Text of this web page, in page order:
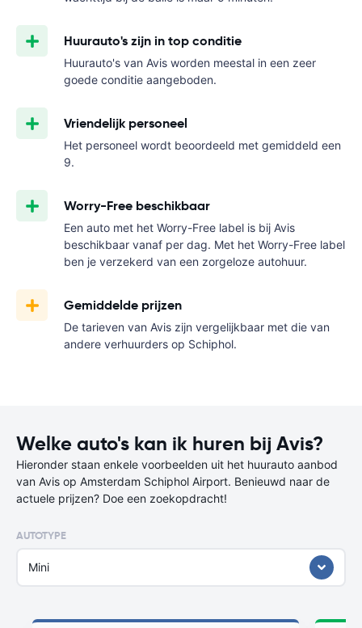
Huurauto's zijn in top conditie
Huurauto's van Avis worden meestal in een zeer
goede conditie aangeboden.
Vriendelijk personeel
Het personeel wordt beoordeeld met gemiddeld een
9.
Worry-Free beschikbaar
Een auto met het Worry-Free label is bij Avis
beschikbaar vanaf per dag. Met het Worry-Free label
ben je verzekerd van een zorgeloze autohuur.
Gemiddelde prijzen
De tarieven van Avis zijn vergelijkbaar met die van
andere verhuurders op Schiphol.
Welke auto's kan ik huren bij Avis?
Hieronder staan enkele voorbeelden uit het huurauto aanbod
van Avis op Amsterdam Schiphol Airport. Benieuwd naar de
actuele prijzen? Doe een zoekopdracht!
AUTOTYPE
Mini